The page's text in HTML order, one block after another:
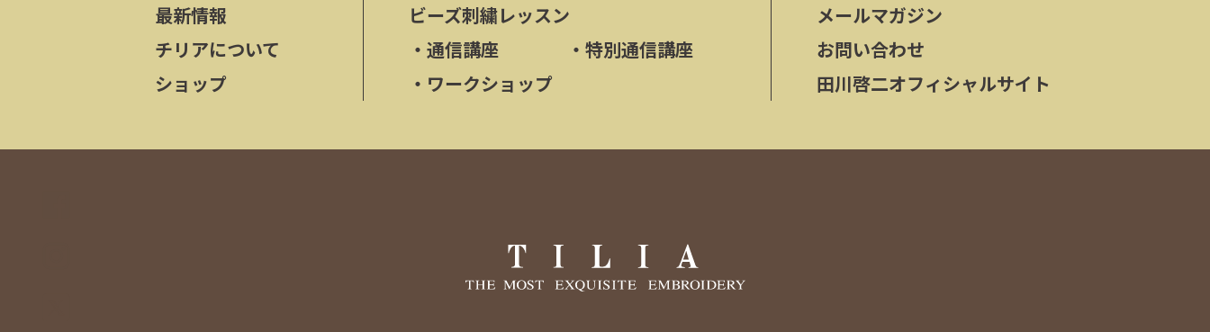
最新情報
チリアについて
ショップ
ビーズ刺繍レッスン
・通信講座 ・ 特別通信講座
・ ワークショップ
メールマガジン
お問い合わせ
田川啓二オフィシャルサイト